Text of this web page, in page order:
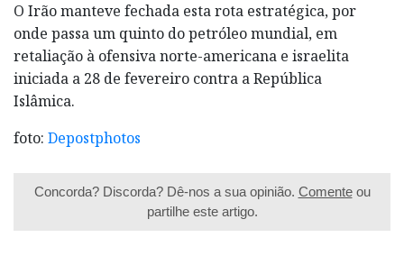
O Irão manteve fechada esta rota estratégica, por
onde passa um quinto do petróleo mundial, em
retaliação à ofensiva norte-americana e israelita
iniciada a 28 de fevereiro contra a República
Islâmica.
foto: Depostphotos
Concorda? Discorda? Dê-nos a sua opinião. Comenteou
partilhe este artigo.